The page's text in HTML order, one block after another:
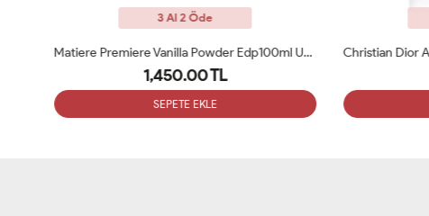
3 Al 2 Öde
Matiere Premiere Vanilla Powder Edp100ml Unisex Parfüm ARC
1,450.00 TL
SEPETE EKLE